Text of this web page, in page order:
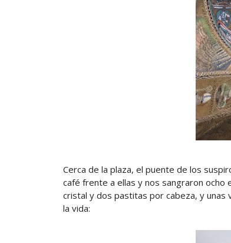
Cerca de la plaza, el puente de los
café frente a ellas y nos sangraron ocho
cristal y dos pastitas por cabeza, y unas
la vida: